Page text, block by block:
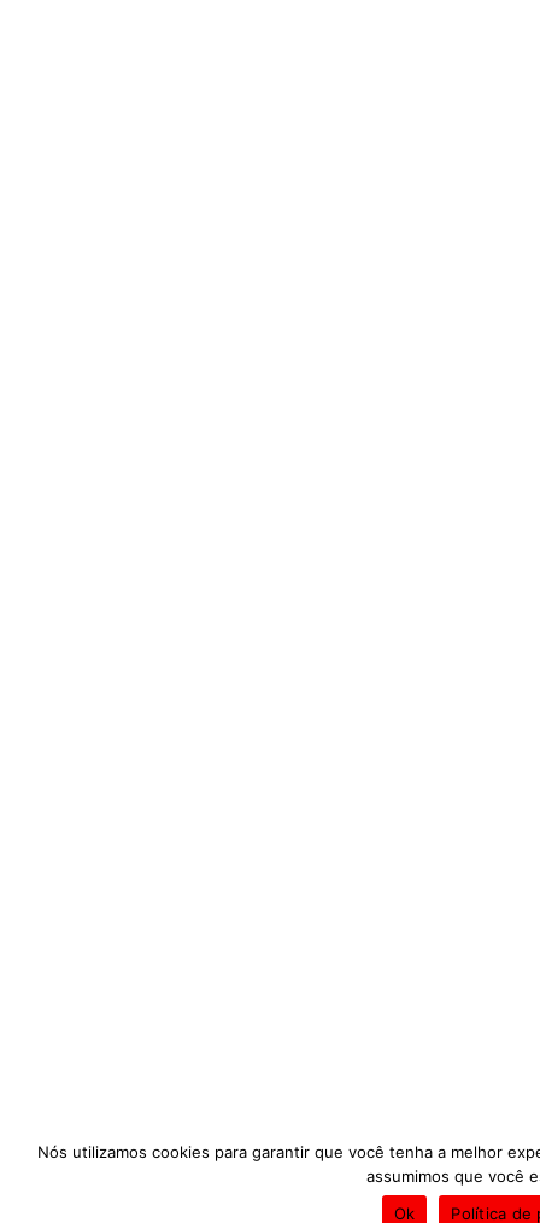
Nós utilizamos cookies para garantir que você tenha a melhor
assumimos que você
Ok
Política de